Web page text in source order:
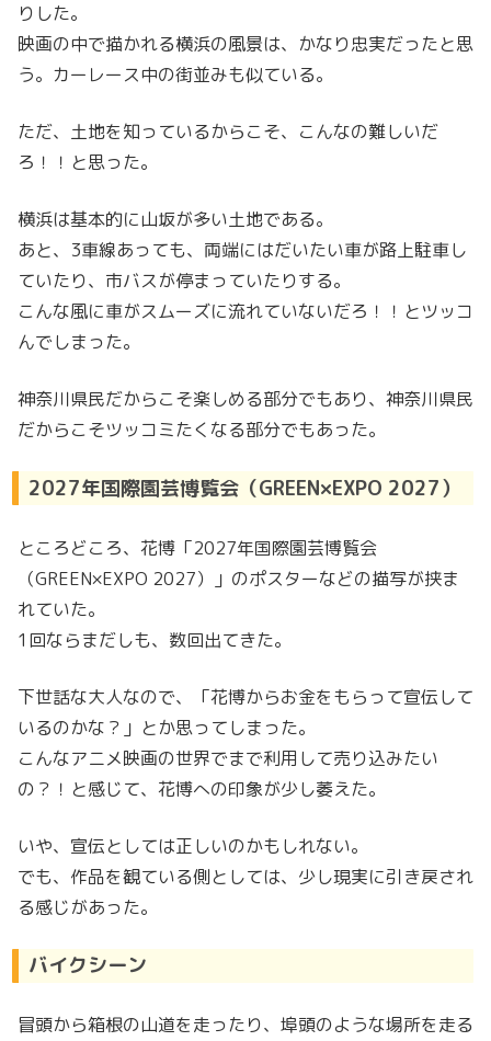
りした。
映画の中で描かれる横浜の風景は、かなり忠実だったと思
う。カーレース中の街並みも似ている。
ただ、土地を知っているからこそ、こんなの難しいだ
ろ！！と思った。
横浜は基本的に山坂が多い土地である。
あと、3車線あっても、両端にはだいたい車が路上駐車し
ていたり、市バスが停まっていたりする。
こんな風に車がスムーズに流れていないだろ！！とツッコ
んでしまった。
神奈川県民だからこそ楽しめる部分でもあり、神奈川県民
だからこそツッコミたくなる部分でもあった。
2027年国際園芸博覧会（GREEN×EXPO 2027）
ところどころ、花博「2027年国際園芸博覧会
（GREEN×EXPO 2027）」のポスターなどの描写が挟ま
れていた。
1回ならまだしも、数回出てきた。
下世話な大人なので、「花博からお金をもらって宣伝して
いるのかな？」とか思ってしまった。
こんなアニメ映画の世界でまで利用して売り込みたい
の？！と感じて、花博への印象が少し萎えた。
いや、宣伝としては正しいのかもしれない。
でも、作品を観ている側としては、少し現実に引き戻され
る感じがあった。
バイクシーン
冒頭から箱根の山道を走ったり、埠頭のような場所を走る